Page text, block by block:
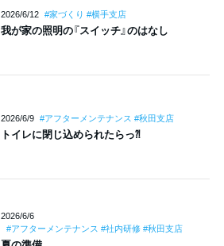
2026/6/12 #家づくり #横手支店
我が家の照明の『スイッチ』のはなし
2026/6/9 #アフターメンテナンス #秋田支店
トイレに閉じ込められたらっ⁈
2026/6/6
#アフターメンテナンス #社内研修 #秋田支店